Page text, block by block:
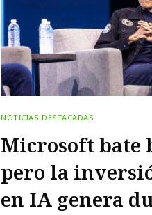
NOTICIAS DESTACADAS
Microsoft bate
pero la
en IA genera